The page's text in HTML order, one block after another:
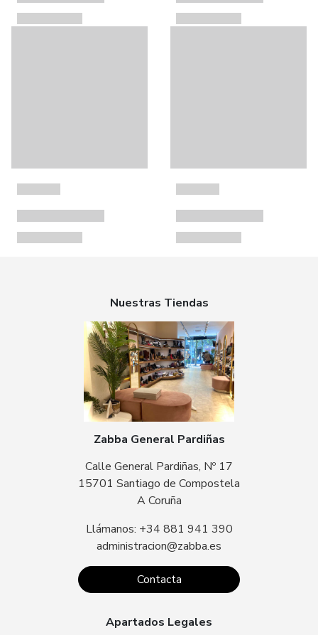
Nuestras Tiendas
Zabba General Pardiñas
Calle General Pardiñas, Nº 17
15701 Santiago de Compostela
A Coruña
Llámanos: +34 881 941 390
administracion@zabba.es
Contacta
Apartados Legales